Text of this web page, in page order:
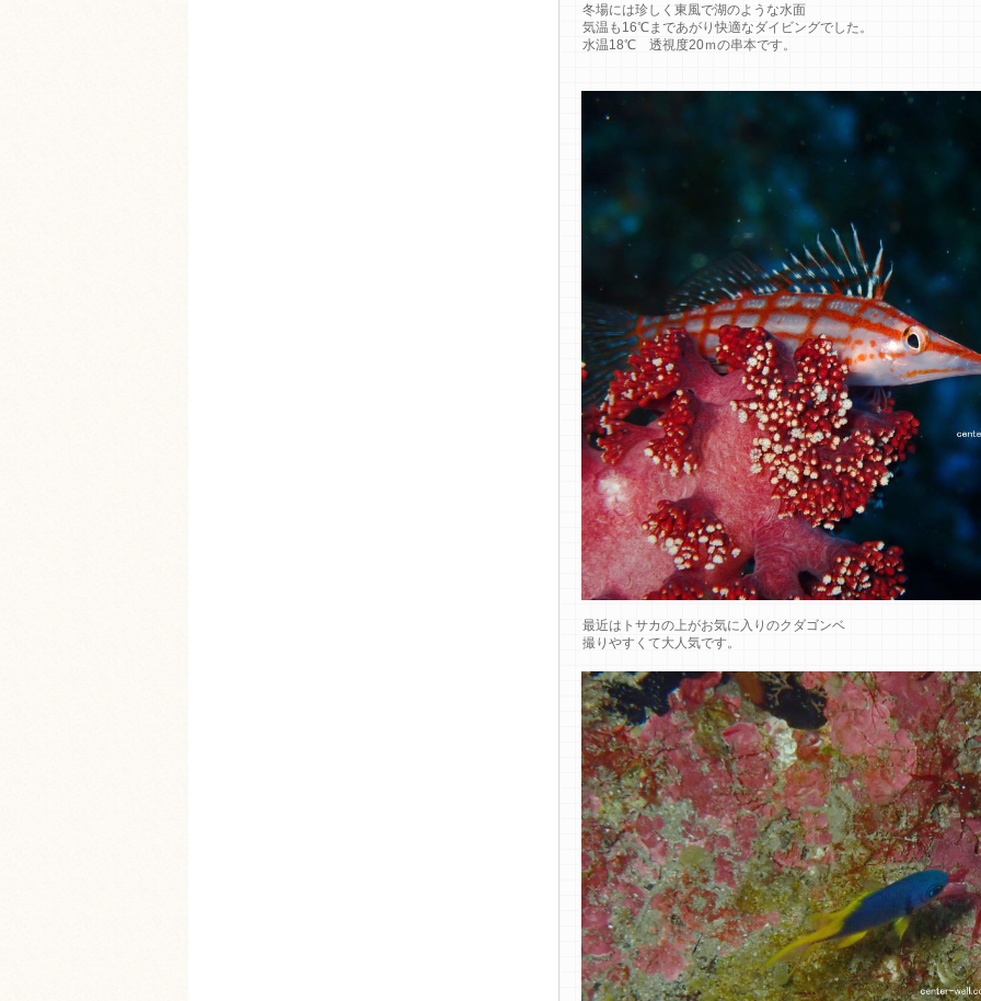
冬場には珍しく東風で湖のような水面
気温も16℃まであがり快適なダイビングでした。
水温18℃ 透視度20ｍの串本です。
最近はトサカの上がお気に入りのクダゴンベ
撮りやすくて大人気です。